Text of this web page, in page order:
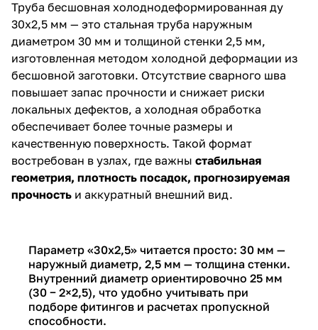
Труба бесшовная холоднодеформированная ду
30х2,5 мм — это стальная труба наружным
диаметром 30 мм и толщиной стенки 2,5 мм,
изготовленная методом холодной деформации из
бесшовной заготовки. Отсутствие сварного шва
повышает запас прочности и снижает риски
локальных дефектов, а холодная обработка
обеспечивает более точные размеры и
качественную поверхность. Такой формат
востребован в узлах, где важны стабильная
геометрия, плотность посадок, прогнозируемая
прочность и аккуратный внешний вид.
Параметр «30х2,5» читается просто: 30 мм —
наружный диаметр, 2,5 мм — толщина стенки.
Внутренний диаметр ориентировочно 25 мм
(30 − 2×2,5), что удобно учитывать при
подборе фитингов и расчетах пропускной
способности.